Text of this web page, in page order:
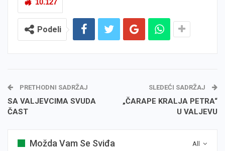
10.127
Podeli
PRETHODNI SADRŽAJ
SA VALJEVCIMA SVUDA
ČAST
SLEDEĆI SADRŽAJ
„ČARAPE KRALJA PETRA“
U VALJEVU
All
Možda Vam Se Sviđa